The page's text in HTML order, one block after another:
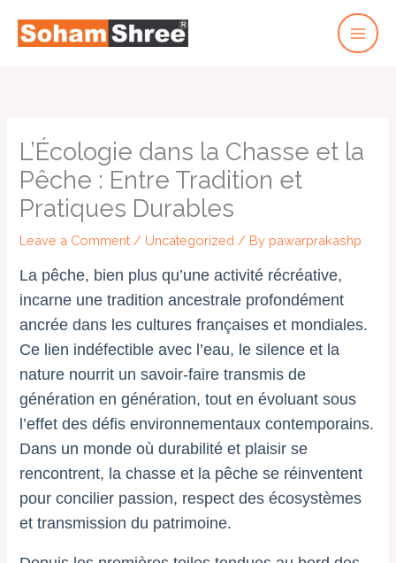
L’Écologie dans la Chasse et la
Pêche : Entre Tradition et
Pratiques Durables
Leave a Comment / Uncategorized / By pawarprakashp
La pêche, bien plus qu’une activité récréative,
incarne une tradition ancestrale profondément
ancrée dans les cultures françaises et mondiales.
Ce lien indéfectible avec l’eau, le silence et la
nature nourrit un savoir-faire transmis de
génération en génération, tout en évoluant sous
l’effet des défis environnementaux contemporains.
Dans un monde où durabilité et plaisir se
rencontrent, la chasse et la pêche se réinventent
pour concilier passion, respect des écosystèmes
et transmission du patrimoine.